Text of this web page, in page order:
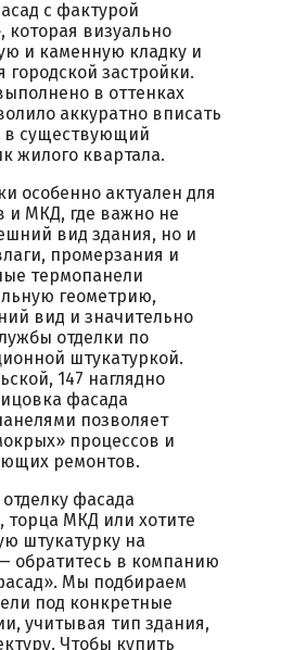
с фактурой
визуально
и каменную кладку и
городской застройки.
в оттенках
аккуратно вписать
в существующий
жилого квартала.
особенно актуален для
и МКД, где важно не
вид здания, но и
промерзания и
термопанели
геометрию,
вид и значительно
отделки по
штукатуркой.
147 наглядно
фасада
позволяет
процессов и
ремонтов.
фасада
торца МКД или хотите
штукатурку на
обратитесь в компанию
Мы подбираем
под конкретные
учитывая тип здания,
Чтобы купить